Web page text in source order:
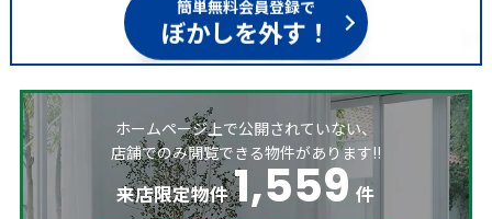
簡単無料会員登録で
ぼかしを外す！
ホームページ上で公開されていない、
店舗でのみ閲覧できる物件があります!!
来店限定物件 1,559 件